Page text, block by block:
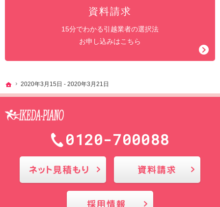
資料請求
15分でわかる引越業者の選択法
お申し込みはこちら
ホーム
2020年3月15日 - 2020年3月21日
0120-700088